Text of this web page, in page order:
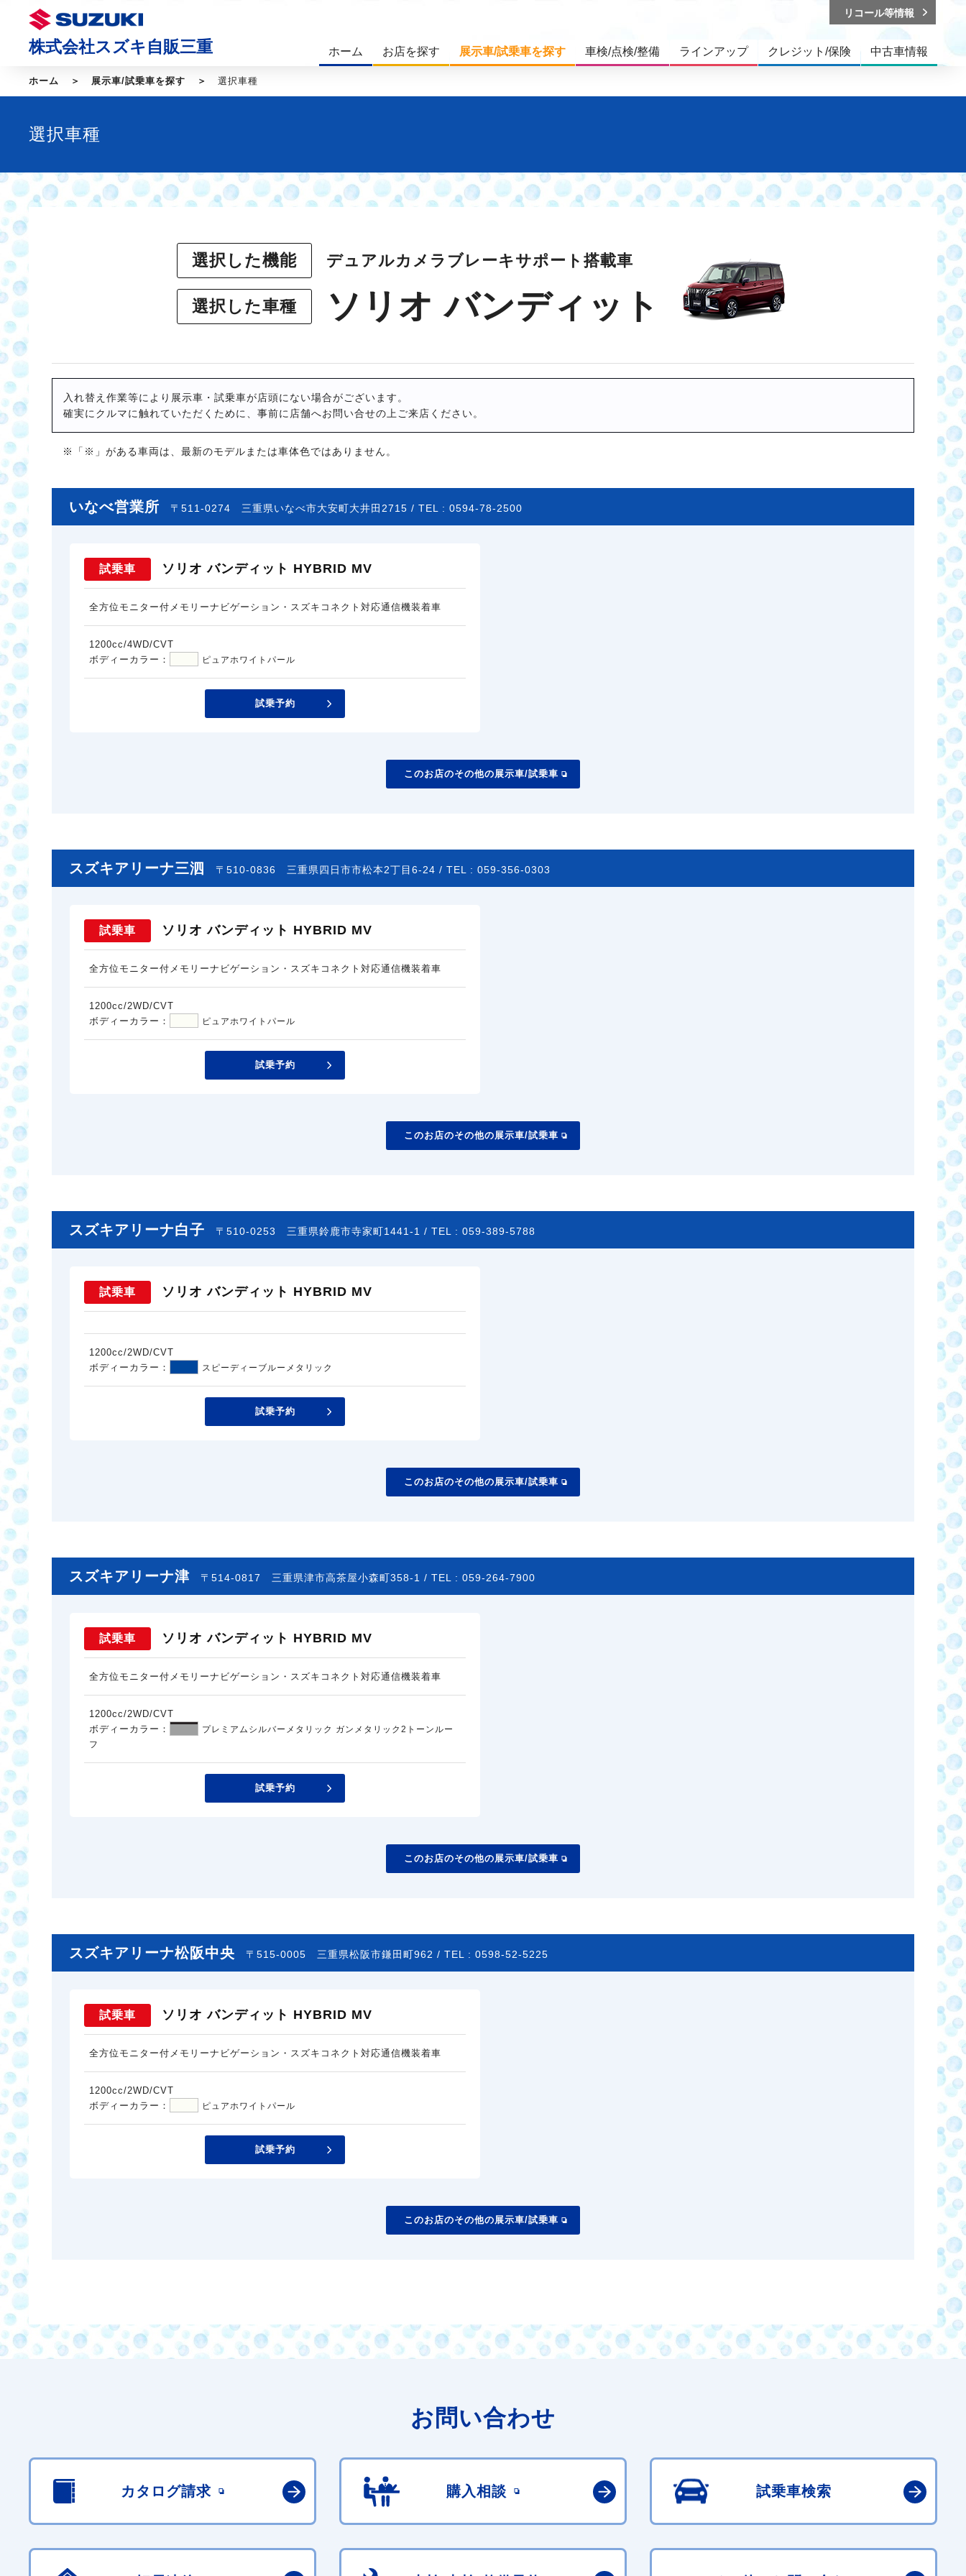
株式会社スズキ自販三重 ホーム お店を探す 展示車/試乗車を探す 車検/点検/整備 ラインアップ クレジット/保険 中古車情報
リコール等情報
ホーム 展示車/試乗車を探す 選択車種
選択車種
選択した機能 デュアルカメラブレーキサポート搭載車
選択した車種 ソリオ バンディット
入れ替え作業等により展示車・試乗車が店頭にない場合がございます。
確実にクルマに触れていただくために、事前に店舗へお問い合せの上ご来店ください。
※「※」がある車両は、最新のモデルまたは車体色ではありません。
いなべ営業所 〒511-0274 三重県いなべ市大安町大井田2715 / TEL : 0594-78-2500
試乗車 ソリオ バンディット HYBRID MV
全方位モニター付メモリーナビゲーション・スズキコネクト対応通信機装着車
1200cc/4WD/CVT
ボディーカラー：
ピュアホワイトパール
試乗予約
このお店のその他の展示車/試乗車
スズキアリーナ三泗 〒510-0836 三重県四日市市松本2丁目6-24 / TEL : 059-356-0303
試乗車 ソリオ バンディット HYBRID MV
全方位モニター付メモリーナビゲーション・スズキコネクト対応通信機装着車
1200cc/2WD/CVT
ボディーカラー：
ピュアホワイトパール
試乗予約
このお店のその他の展示車/試乗車
スズキアリーナ白子 〒510-0253 三重県鈴鹿市寺家町1441-1 / TEL : 059-389-5788
試乗車 ソリオ バンディット HYBRID MV
1200cc/2WD/CVT
ボディーカラー：
スピーディーブルーメタリック
試乗予約
このお店のその他の展示車/試乗車
スズキアリーナ津 〒514-0817 三重県津市高茶屋小森町358-1 / TEL : 059-264-7900
試乗車 ソリオ バンディット HYBRID MV
全方位モニター付メモリーナビゲーション・スズキコネクト対応通信機装着車
1200cc/2WD/CVT
ボディーカラー：
プレミアムシルバーメタリック ガンメタリック2トーンルー
フ
試乗予約
このお店のその他の展示車/試乗車
スズキアリーナ松阪中央 〒515-0005 三重県松阪市鎌田町962 / TEL : 0598-52-5225
試乗車 ソリオ バンディット HYBRID MV
全方位モニター付メモリーナビゲーション・スズキコネクト対応通信機装着車
1200cc/2WD/CVT
ボディーカラー：
ピュアホワイトパール
試乗予約
このお店のその他の展示車/試乗車
お問い合わせ
カタログ請求 購入相談 試乗車検索